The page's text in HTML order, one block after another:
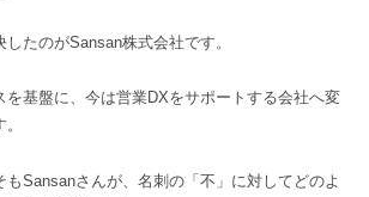
たのがSansan株式会社です。
を基盤に、今は営業DXをサポートする会社へ変
もSansanさんが、名刺の「不」に対してどのよ